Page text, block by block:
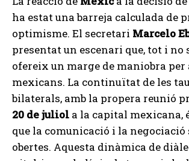
ha estat una barreja calculada de
optimisme. El secretari Marcelo
presentat un escenari que, tot i no
ofereix un marge de maniobra per
mexicans. La continuïtat de les
bilaterals, amb la propera reunió
20 de juliol a la capital mexicana,
que la comunicació i la negociació
obertes. Aquesta dinàmica de